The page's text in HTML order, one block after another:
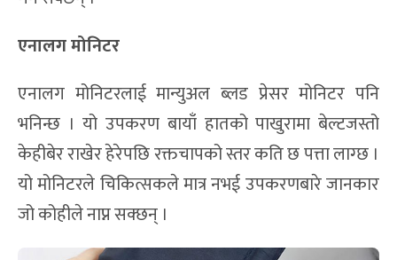
एनालग मोनिटर
एनालग मोनिटरलाई मान्युअल ब्लड प्रेसर मोनिटर पनि
भनिन्छ । यो उपकरण बायाँ हातको पाखुरामा बेल्टजस्तो
केहीबेर राखेर हेरेपछि रक्तचापको स्तर कति छ पत्ता लाग्छ ।
यो मोनिटरले चिकित्सकले मात्र नभई उपकरणबारे जानकार
जो कोहीले नाप्न सक्छन् ।